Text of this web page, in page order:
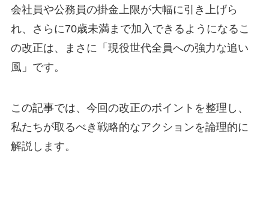
会社員や公務員の掛金上限が大幅に引き上げら
れ、さらに70歳未満まで加入できるようになるこ
の改正は、まさに「現役世代全員への強力な追い
風」です。
この記事では、今回の改正のポイントを整理し、
私たちが取るべき戦略的なアクションを論理的に
解説します。